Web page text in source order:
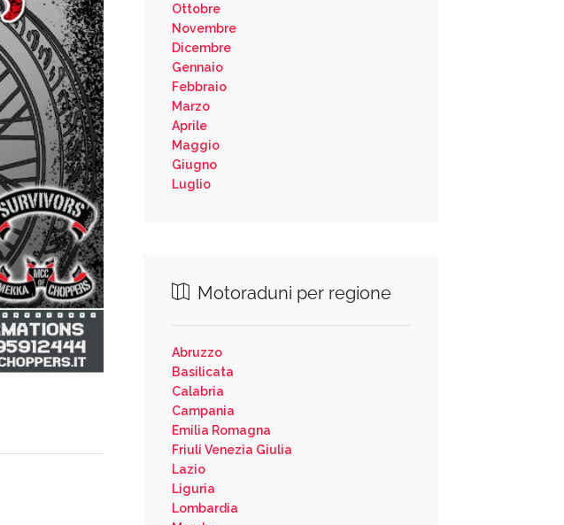
Ottobre
Novembre
Dicembre
Gennaio
Febbraio
Marzo
Aprile
Maggio
Giugno
Luglio
Motoraduni per regione
Abruzzo
Basilicata
Calabria
Campania
Emilia Romagna
Friuli Venezia Giulia
Lazio
Liguria
Lombardia